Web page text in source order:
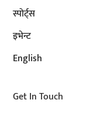
स्पोर्ट्स
इभेन्ट
English
Get In Touch